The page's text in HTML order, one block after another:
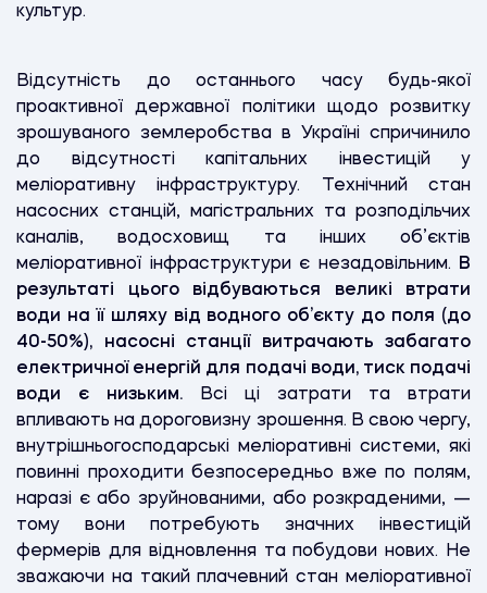
культур.
Відсутність до останнього часу будь-якої
проактивної державної політики щодо розвитку
зрошуваного землеробства в Україні спричинило
до відсутності капітальних інвестицій у
меліоративну інфраструктуру. Технічний стан
насосних станцій, магістральних та розподільчих
каналів, водосховищ та інших об’єктів
меліоративної інфраструктури є незадовільним.
В
результаті цього відбуваються великі втрати
води на її шляху від водного об’єкту до поля (до
40-50%), насосні станції витрачають забагато
електричної енергій для подачі води, тиск подачі
води є низьким. Всі ці затрати та втрати
впливають на дороговизну зрошення. В свою чергу,
внутрішньогосподарські меліоративні системи, які
повинні проходити безпосередньо вже по полям,
наразі є або зруйнованими, або розкраденими, —
тому вони потребують значних інвестицій
фермерів для відновлення та побудови нових. Не
зважаючи на такий плачевний стан меліоративної